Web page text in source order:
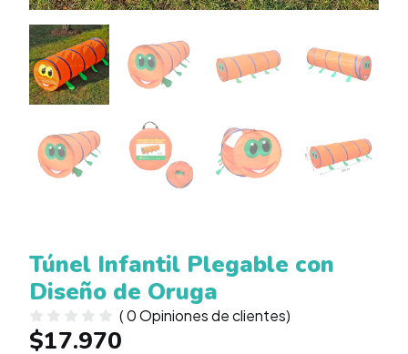
Túnel Infantil Plegable con
Diseño de Oruga
(0Opiniones de clientes)
$17.970